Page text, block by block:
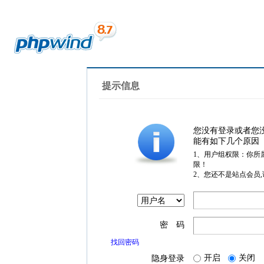
提示信息
您没有登录或者您
能有如下几个原因
1、用户组权限：你所
限！
2、您还不是站点会员
密 码
找回密码
隐身登录 开启 关闭